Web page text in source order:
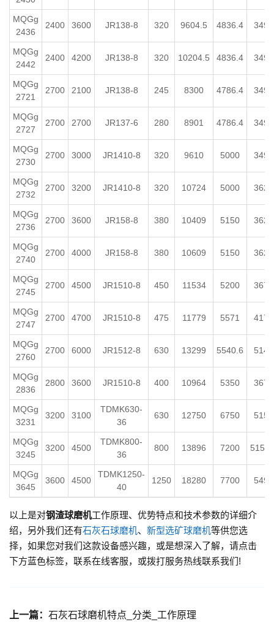
MQGg
2436
2400 3600 JR138-8 320 9604.5 4836.4 3490
MQGg
2442
2400 4200 JR138-8 320 10204.5 4836.4 3490
MQGg
2721
2700 2100 JR138-8 245 8300 4786.4 3495
MQGg
2727
2700 2700 JR137-6 280 8901 4786.4 3490
MQGg
2730
2700 3000 JR1410-8 320 9610 5000 3495
MQGg
2732
2700 3200 JR1410-8 320 10724 5000 3620
MQGg
2736
2700 3600 JR158-8 380 10409 5150 3620
MQGg
2740
2700 4000 JR158-8 380 10609 5150 3620
MQGg
2745
2700 4500 JR1510-8 450 11534 5200 3670
MQGg
2747
2700 4700 JR1510-8 475 11779 5571 4175
MQGg
2760
2700 6000 JR1512-8 630 13299 5540.6 5140
MQGg
2836
2800 3600 JR1510-8 400 10964 5350 3670
MQGg
3231
3200 3100
TDMK630-
36
630 12750 6750 5150
MQGg
3245
3200 4500
TDMK800-
36
800 13896 7200
MQGg
3645
3600 4500
TDMK1250-
40
1250 18280 7700 5496
以上是对钢渣球磨机工作原理、优势特点和技术参数的详细介
绍，另外我们还有石灰石球磨机、 新型选矿球磨机等供您选
择，如果您对我们这款设备感兴趣，或是想深入了解，请点击
下方蓝色标签，联系在线客服，或拨打服务热线联系我们!
上一篇： 石灰石球磨机特点_分类_工作原理